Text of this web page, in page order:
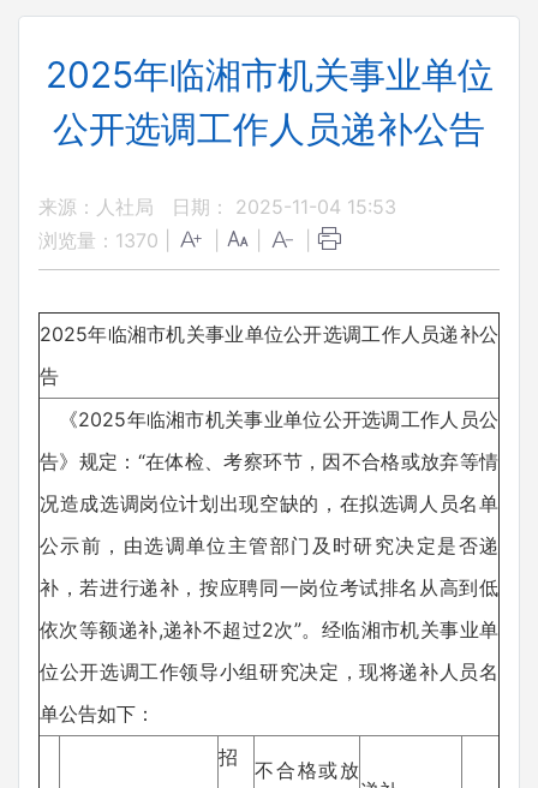
2025年临湘市机关事业单位
公开选调工作人员递补公告
来源：人社局
日期： 2025-11-04 15:53
浏览量： 1370
2025年临湘市机关事业单位公开选调工作人员递补公
告
《2025年临湘市机关事业单位公开选调工作人员公
告》规定：“在体检、考察环节，因不合格或放弃等情
况造成选调岗位计划出现空缺的，在拟选调人员名单
公示前，由选调单位主管部门及时研究决定是否递
补，若进行递补，按应聘同一岗位考试排名从高到低
依次等额递补,递补不超过2次”。经临湘市机关事业单
位公开选调工作领导小组研究决定，现将递补人员名
单公告如下：
招
不合格或放